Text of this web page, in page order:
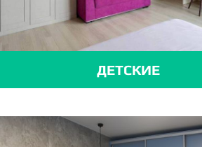
ДЕТСКИЕ